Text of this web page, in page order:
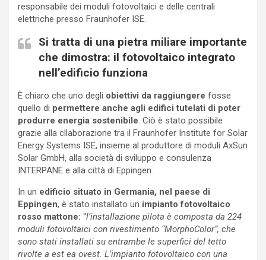
responsabile dei moduli fotovoltaici e delle centrali
elettriche presso Fraunhofer ISE.
Si tratta di una pietra miliare importante
che dimostra: il fotovoltaico integrato
nell’edificio funziona
È chiaro che uno degli obiettivi da raggiungere fosse
quello di permettere anche agli edifici tutelati di poter
produrre energia sostenibile . Ciò è stato possibile
grazie alla cllaborazione tra il Fraunhofer Institute for Solar
Energy Systems ISE, insieme al produttore di moduli AxSun
Solar GmbH, alla società di sviluppo e consulenza
INTERPANE e alla città di Eppingen.
In un edificio situato in Germania, nel paese di
Eppingen, è stato installato un impianto fotovoltaico
rosso mattone: “l’installazione pilota è composta da 224
moduli fotovoltaici con rivestimento “MorphoColor”, che
sono stati installati su entrambe le superfici del tetto
rivolte a est ea ovest. L’impianto fotovoltaico con una